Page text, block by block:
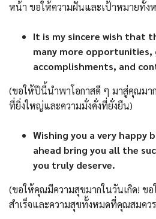
หน้า ขอให้ความฝันและเป้าหมายทั้ง
It is my sincere wish that
many more opportunities,
accomplishments, and
(ขอให้ปีนี้นำพาโอกาสดี ๆ มาสู่คุณมา
ที่ยิ่งใหญ่และความมั่งคั่งที่ยั่งยืน)
Wishing you a very happy
ahead bring you all the
you truly deserve.
(ขอให้คุณมีความสุขมากในวันเกิด! ข
สำเร็จและความสุขทั้งหมดที่คุณสมคว